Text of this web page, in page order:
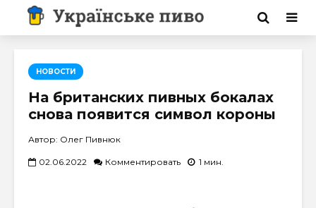
НОВОСТИ
На британских пивных бокалах
снова появится символ короны
Автор: Олег Пивнюк
02.06.2022 Комментировать 1 мин.